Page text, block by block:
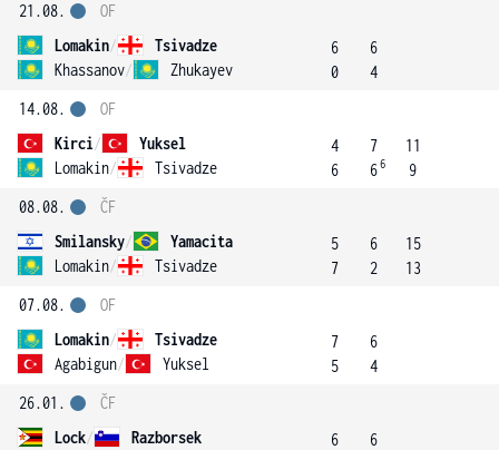
21.08.
Lomakin/
Tsivadze
Khassanov/ Zhukayev
OF
6
0
6
4
14.08.
Kirci/
Yuksel
Lomakin/ Tsivadze
OF
4
6
7
66
11
9
08.08.
Smilansky/
Yamacita
Lomakin/ Tsivadze
ČF
5
7
6
2
15
13
07.08.
Lomakin/
Tsivadze
Agabigun/ Yuksel
OF
7
5
6
4
26.01.
Lock/
Razborsek
ČF
6
6